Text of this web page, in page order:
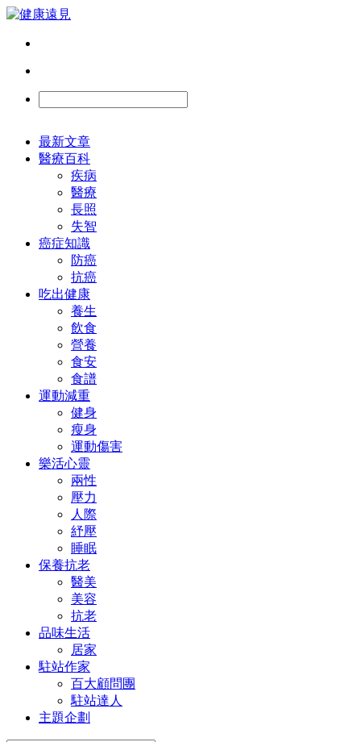
最新文章
醫療百科
疾病
醫療
長照
失智
癌症知識
防癌
抗癌
吃出健康
養生
飲食
營養
食安
食譜
運動減重
健身
瘦身
運動傷害
樂活心靈
兩性
壓力
人際
紓壓
睡眠
保養抗老
醫美
美容
抗老
品味生活
居家
駐站作家
百大顧問團
駐站達人
主題企劃